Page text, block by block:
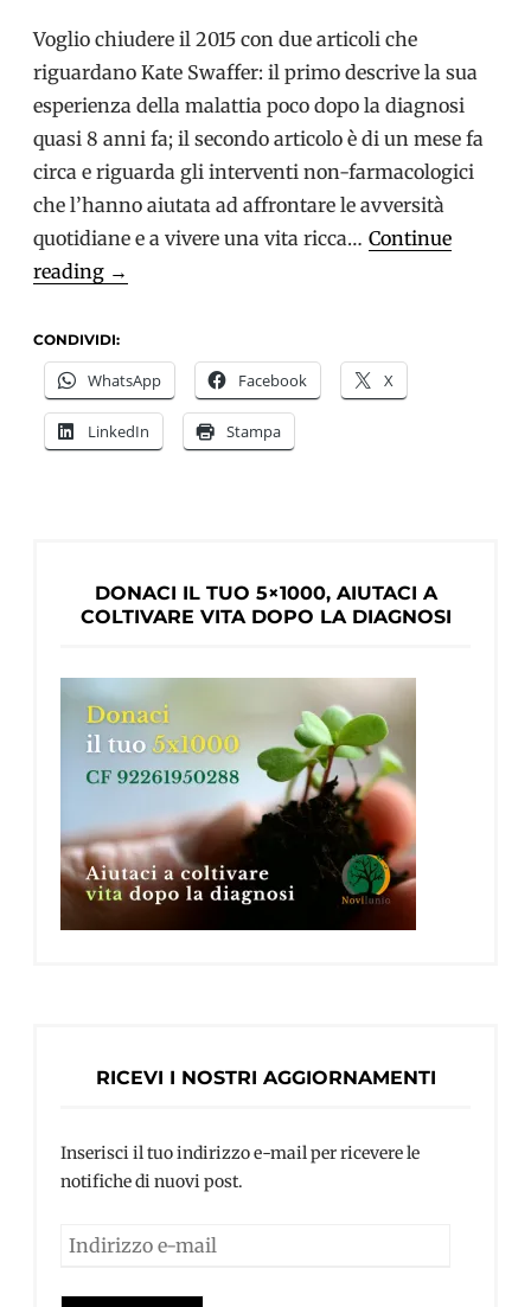
Voglio chiudere il 2015 con due articoli che
riguardano Kate Swaffer: il primo descrive la sua
esperienza della malattia poco dopo la diagnosi
quasi 8 anni fa; il secondo articolo è di un mese fa
circa e riguarda gli interventi non-farmacologici
che l’hanno aiutata ad affrontare le avversità
quotidiane e a vivere una vita ricca… Continue
reading Kate
racconta
le
sue
difficoltà
demenza
Parte
→
CONDIVIDI:
WhatsApp Facebook X
LinkedIn Stampa
DONACI IL TUO 5×1000, AIUTACI A
COLTIVARE VITA DOPO LA DIAGNOSI
RICEVI I NOSTRI AGGIORNAMENTI
Inserisci il tuo indirizzo e-mail per ricevere le
notifiche di nuovi post.
Indirizzo
mail